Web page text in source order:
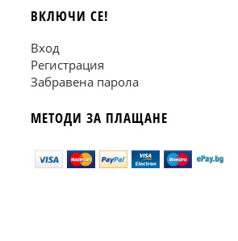
ВКЛЮЧИ СЕ!
Вход
Регистрация
Забравена парола
МЕТОДИ ЗА ПЛАЩАНЕ